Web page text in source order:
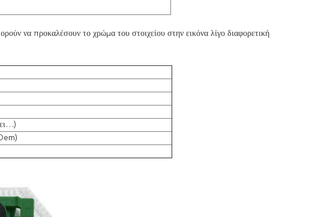
να προκαλέσουν το χρώμα του στοιχείου στην εικόνα λίγο διαφορετική